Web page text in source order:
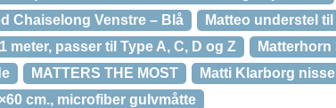
Chaiselong Venstre – Blå
Matteo understel
meter, passer til Type A, C, D og Z
Matterhorn
MATTERS THE MOST Matti Klarborg nisse
cm., microfiber gulvmåtte